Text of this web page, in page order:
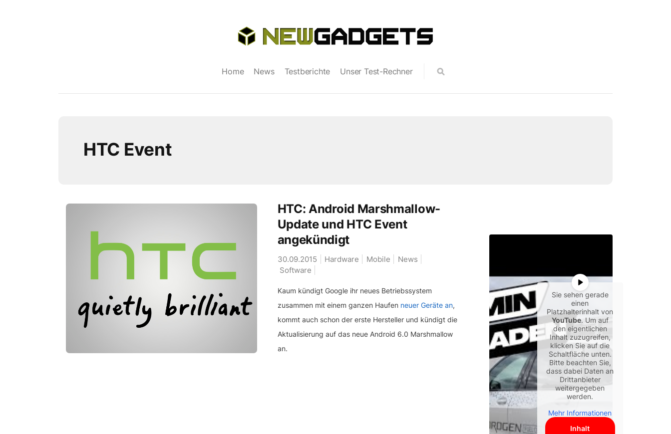
Home News Testberichte Unser Test-Rechner
HTC Event
HTC: Android Marshmallow-
Update und HTC Event
angekündigt
30.09.2015 Hardware Mobile
News
Software
Kaum kündigt Google ihr neues Betriebssystem
zusammen mit einem ganzen Haufen neuer Geräte an,
kommt auch schon der erste Hersteller und kündigt die
Aktualisierung auf das neue Android 6.0 Marshmallow
an.
Sie sehen gerade
einen
Platzhalterinhalt von
YouTube. Um auf
den eigentlichen
Inhalt zuzugreifen,
klicken Sie auf die
Schaltfläche unten.
Bitte beachten Sie,
dass dabei Daten an
Drittanbieter
weitergegeben
werden.
Mehr Informationen
Inhalt